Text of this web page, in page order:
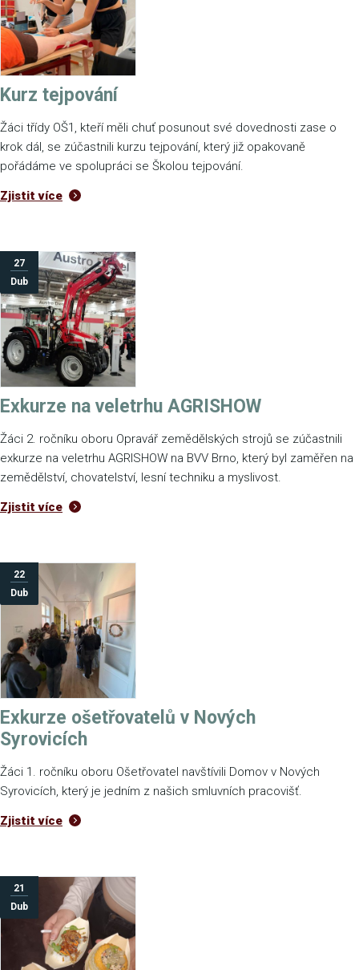
Kurz tejpování
Žáci třídy OŠ1, kteří měli chuť posunout své dovednosti zase o
krok dál, se zúčastnili kurzu tejpování, který již opakovaně
pořádáme ve spolupráci se Školou tejpování.
Zjistit více
27
Dub
Exkurze na veletrhu AGRISHOW
Žáci 2. ročníku oboru Opravář zemědělských strojů se zúčastnili
exkurze na veletrhu AGRISHOW na BVV Brno, který byl zaměřen na
zemědělství, chovatelství, lesní techniku a myslivost.
Zjistit více
22
Dub
Exkurze ošetřovatelů v Nových
Syrovicích
Žáci 1. ročníku oboru Ošetřovatel navštívili Domov v Nových
Syrovicích, který je jedním z našich smluvních pracovišť.
Zjistit více
21
Dub